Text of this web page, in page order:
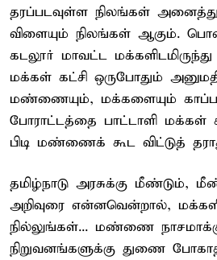
தரப்படவுள்ள நிலங்கள்
விளையும் நிலங்கள் ஆகும்.
கடலூர் மாவட்ட மக்களிடமிருந்து
மக்கள் கட்சி ஒருபோதும்
மண்ணையும், மக்களையும்
போராட்டத்தை பாட்டாளி மக்கள்
பிடி மண்ணைக் கூட விட்டுத்
தமிழ்நாடு அரசுக்கு மீண்டும்,
அறிவுரை என்னவென்றால்,
நில்லுங்கள்... மண்ணை
நிறுவனங்களுக்கு துணை